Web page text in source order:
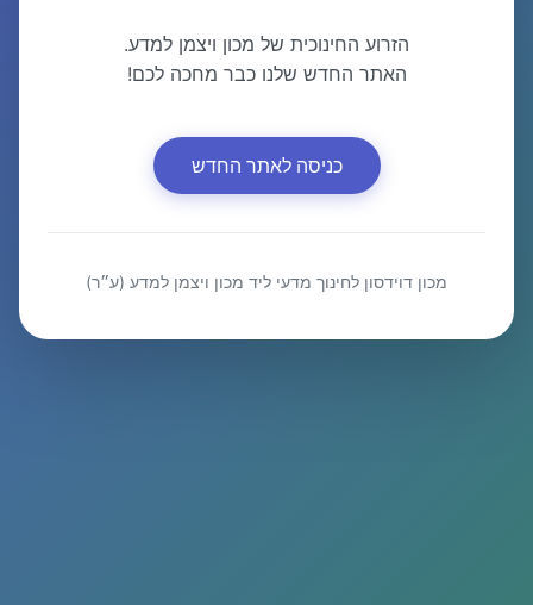
הזרוע החינוכית של מכון ויצמן למדע.
האתר החדש שלנו כבר מחכה לכם!
כניסה לאתר החדש
מכון דוידסון לחינוך מדעי ליד מכון ויצמן למדע (ע״ר)